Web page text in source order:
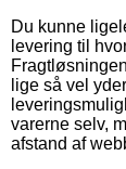
Du kunne
levering til
lige så vel
varerne selv,
afstand af